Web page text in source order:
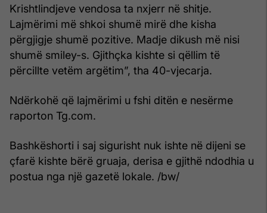
Krishtlindjeve vendosa ta nxjerr në shitje.
Lajmërimi më shkoi shumë mirë dhe kisha
përgjigje shumë pozitive. Madje dikush më nisi
shumë smiley-s. Gjithçka kishte si qëllim të
përcillte vetëm argëtim”, tha 40-vjecarja.
Ndërkohë që lajmërimi u fshi ditën e nesërme
raporton Tg.com.
Bashkëshorti i saj sigurisht nuk ishte në dijeni se
çfarë kishte bërë gruaja, derisa e gjithë ndodhia u
postua nga një gazetë lokale. /bw/